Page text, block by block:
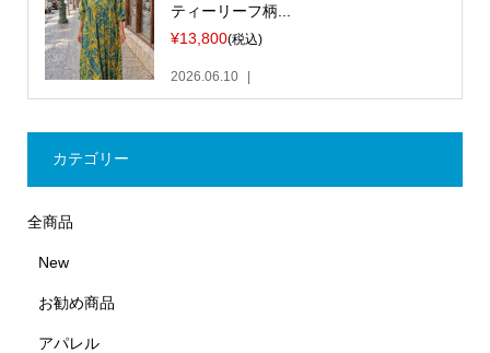
ティーリーフ柄...
¥13,800(税込)
2026.06.10
カテゴリー
全商品
New
お勧め商品
アパレル